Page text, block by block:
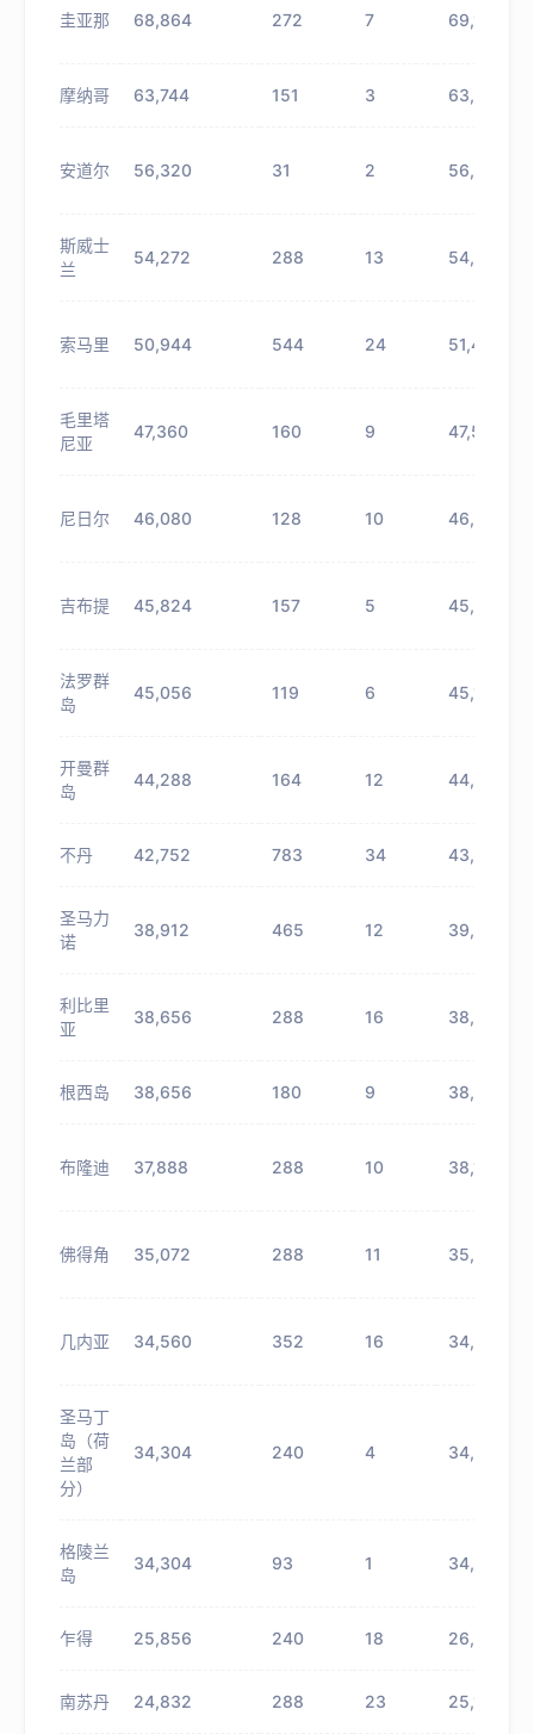
圭亚那 68,864 272 7 69,136
摩纳哥 63,744 151 3 63,895
安道尔 56,320 31 2 56,351
斯威士
兰
54,272 288 13 54,560
索马里 50,944 544 24 51,488
毛里塔
尼亚
47,360 160 9 47,520
尼日尔 46,080 128 10 46,208
吉布提 45,824 157 5 45,981
法罗群
岛
45,056 119 6 45,175
开曼群
岛
44,288 164 12 44,452
不丹 42,752 783 34 43,535
圣马力
诺
38,912 465 12 39,377
利比里
亚
38,656 288 16 38,944
根西岛 38,656 180 9 38,836
布隆迪 37,888 288 10 38,176
佛得角 35,072 288 11 35,360
几内亚 34,560 352 16 34,912
圣马丁
岛（荷
兰部
分）
34,304 240 4 34,544
格陵兰
岛
34,304 93 1 34,397
乍得 25,856 240 18 26,096
南苏丹 24,832 288 23 25,120